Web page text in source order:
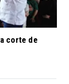
corte de